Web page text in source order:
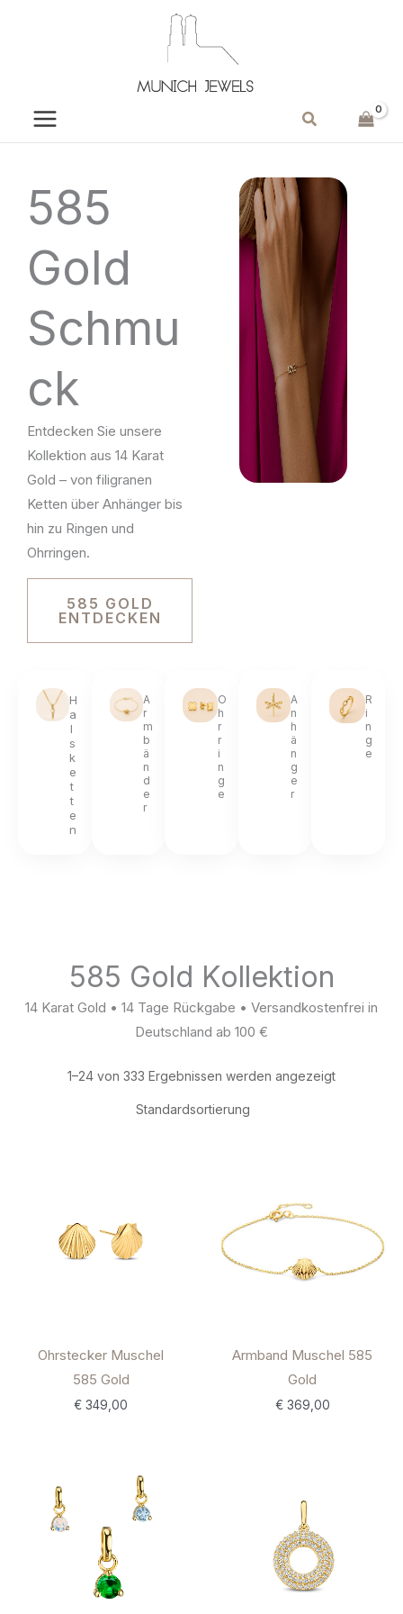
Suchen
585
Gold
Schmu
ck
Entdecken Sie unsere
Kollektion aus 14 Karat
Gold – von filigranen
Ketten über Anhänger bis
hin zu Ringen und
Ohrringen.
585 GOLD
ENTDECKEN
H
a
l
s
k
e
t
t
e
n
A
r
m
b
ä
n
d
e
r
O
h
r
r
i
n
g
e
A
n
h
ä
n
g
e
r
R
i
n
g
e
585 Gold Kollektion
14 Karat Gold • 14 Tage Rückgabe • Versandkostenfrei in
Deutschland ab 100 €
1–24 von 333 Ergebnissen werden angezeigt
Ohrstecker Muschel
585 Gold
€ 349,00
Armband Muschel 585
Gold
€369,00